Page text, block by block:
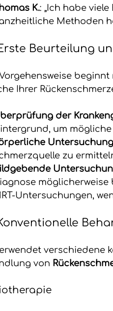
K.: „Ich habe
Methoden
Beurteilung
Ihrer
der
um
zu
Untersuchungen,
verschiedene
von